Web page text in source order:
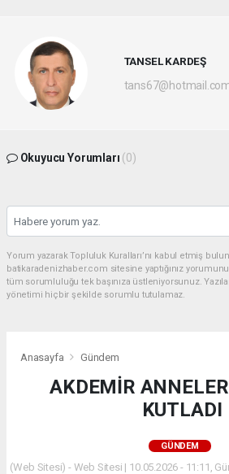
TANSEL KARDEŞ
Okuyucu Yorumları (0)
Yorum yazarak Topluluk Kuralları’nı kabul etmiş
batikaradenizhaber.com sitesine yaptığınız
tüm sorumluluğu tek başınıza üstleniyorsunuz.
yönetimi hiçbir şekilde sorumlu tutulamaz.
Anasayfa Gündem
AKDEMİR
KUTLADI
GÜNDEM
(Web Sitesi) - Web Sitesi | 10.05.2026 - 11:11,